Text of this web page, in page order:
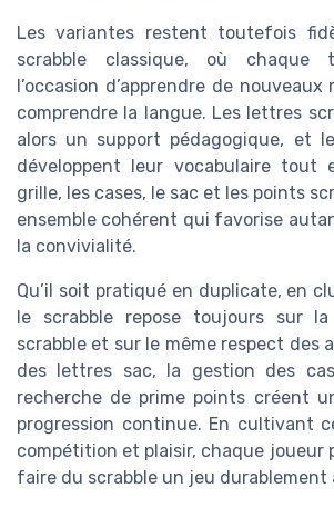
Les variantes restent toutefois
scrabble classique, où chaque
l’occasion d’apprendre de
comprendre la langue. Les lettres
alors un support pédagogique, et
développent leur vocabulaire tout
grille, les cases, le sac et les points
ensemble cohérent qui favorise
la convivialité.
Qu’il soit pratiqué en duplicate, en
le scrabble repose toujours sur
scrabble et sur le même respect des
des lettres sac, la gestion des
recherche de prime points créent
progression continue. En cultivant
compétition et plaisir, chaque joueur
faire du scrabble un jeu